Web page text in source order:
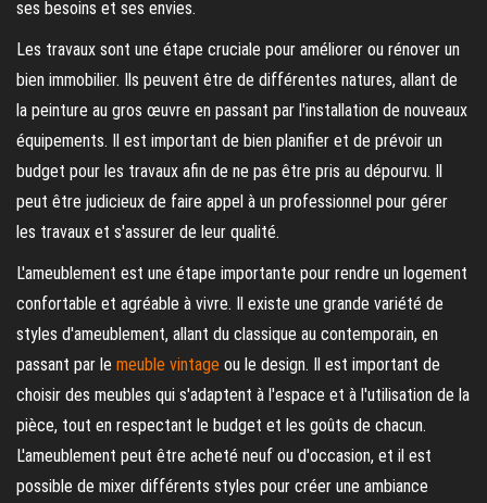
ses besoins et ses envies.
Les travaux sont une étape cruciale pour améliorer ou rénover un
bien immobilier. Ils peuvent être de différentes natures, allant de
la peinture au gros œuvre en passant par l'installation de nouveaux
équipements. Il est important de bien planifier et de prévoir un
budget pour les travaux afin de ne pas être pris au dépourvu. Il
peut être judicieux de faire appel à un professionnel pour gérer
les travaux et s'assurer de leur qualité.
L'ameublement est une étape importante pour rendre un logement
confortable et agréable à vivre. Il existe une grande variété de
styles d'ameublement, allant du classique au contemporain, en
passant par le meuble vintage ou le design. Il est important de
choisir des meubles qui s'adaptent à l'espace et à l'utilisation de la
pièce, tout en respectant le budget et les goûts de chacun.
L'ameublement peut être acheté neuf ou d'occasion, et il est
possible de mixer différents styles pour créer une ambiance